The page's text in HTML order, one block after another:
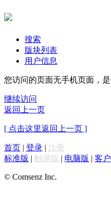
搜索
版块列表
用户信息
您访问的页面无手机页面，
继续访问
返回上一页
[ 点击这里返回上一页 ]
首页 | 登录 | 注册
标准版 | 触屏版 | 电脑版 | 客
© Comsenz Inc.